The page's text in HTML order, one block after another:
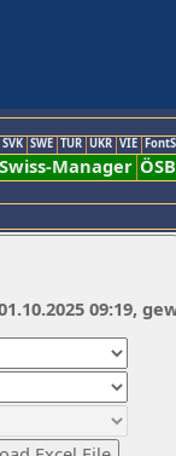
SVK SWE TUR UKR VIE
Swiss-Manager ÖSB
09:19,